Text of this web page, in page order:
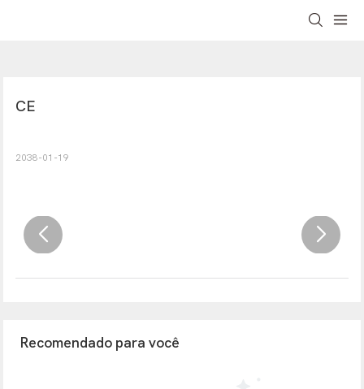
CE
2038-01-19
Recomendado para você